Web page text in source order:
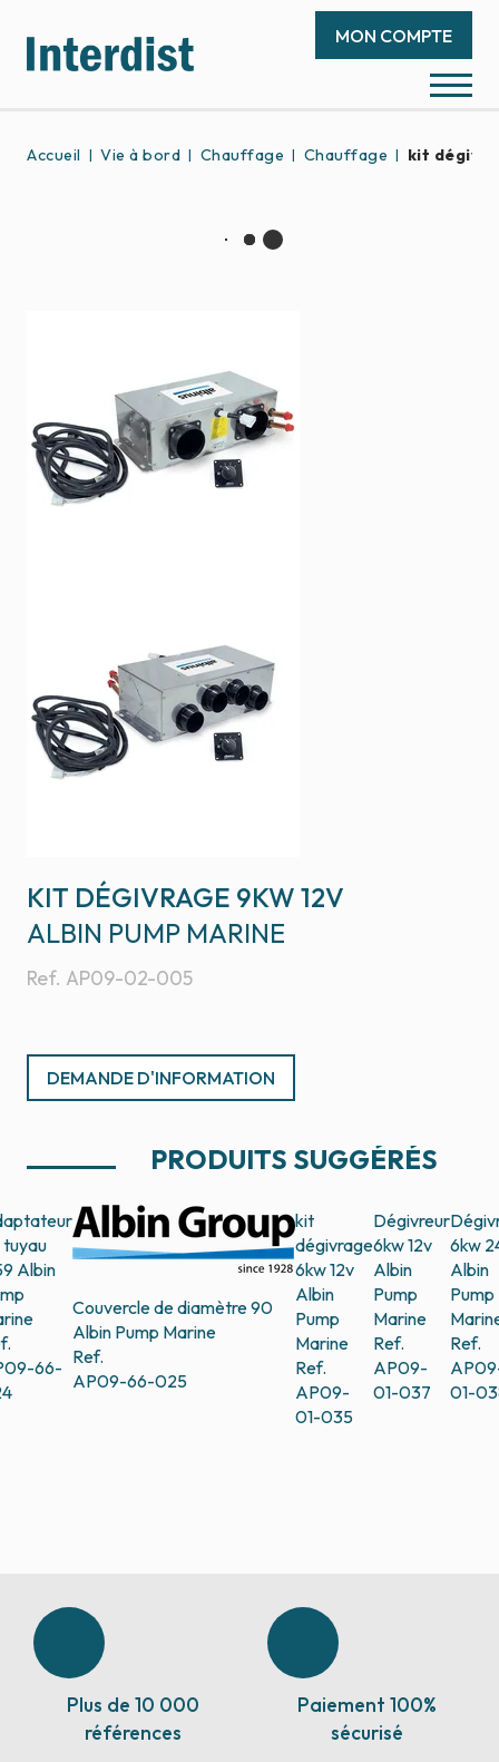
MON COMPTE
Accueil Vie à bord Chauffage Chauffage kit
KIT DÉGIVRAGE 9KW 12V
Ref. AP09-02-005
ALBIN PUMP MARINE
DEMANDE D'INFORMATION
PRODUITS SUGGÉRÉS
Albin
66-
Couvercle de diamètre 90
Albin Pump Marine
Ref.
AP09-66-025
kit
dégivrage
6kw 12v
Albin
Pump
Marine
Ref.
AP09-
01-035
Dégivreur
6kw 12v
Albin
Pump
Marine
Ref.
AP09-
01-037
6kw
Albin
Pump
Ref.
01-
Plus de 10 000
références
Paiement 100%
sécurisé